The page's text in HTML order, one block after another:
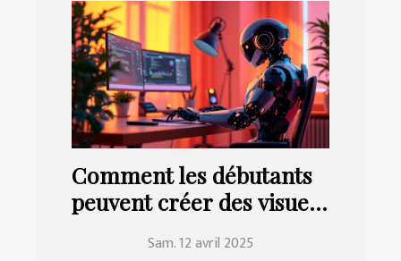
Comment les débutants
peuvent créer des visuels
Sam. 12 avril 2025